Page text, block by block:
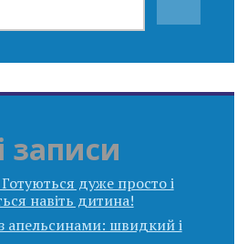
записи
дуже просто і
навіть дитина!
апельсинами: швидкий і